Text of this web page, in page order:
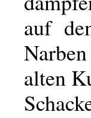
auf
alten